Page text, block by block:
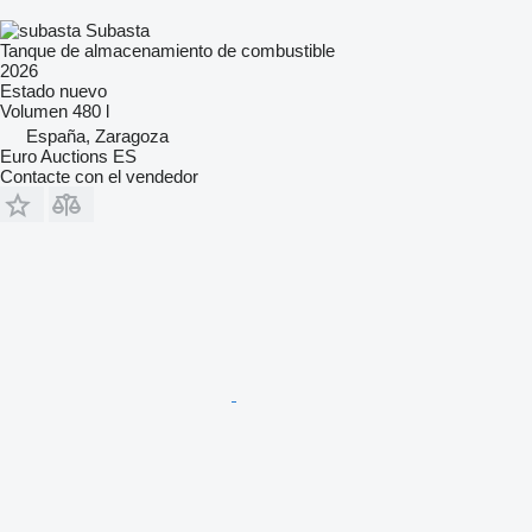
Subasta
Tanque de almacenamiento de combustible
2026
Estado nuevo
Volumen 480 l
España, Zaragoza
Euro Auctions ES
Contacte con el vendedor